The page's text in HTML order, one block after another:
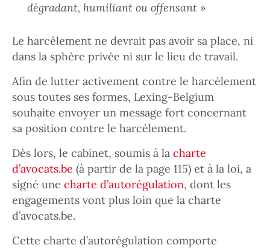
dégradant, humiliant ou offensant »
Le harcèlement ne devrait pas avoir sa place, ni
dans la sphère privée ni sur le lieu de travail.
Afin de lutter activement contre le harcèlement
sous toutes ses formes, Lexing-Belgium
souhaite envoyer un message fort concernant
sa position contre le harcèlement.
Dès lors, le cabinet, soumis à la charte
d’avocats.be (à partir de la page 115) et à la loi, a
signé une charte d’autorégulation, dont les
engagements vont plus loin que la charte
d’avocats.be.
Cette charte d’autorégulation comporte